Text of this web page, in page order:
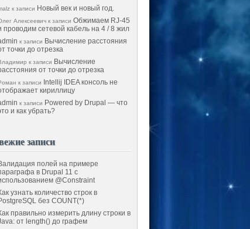
к записи Новый век и новый год.
Алексеевич к записи Обжимаем RJ-45
проводим сетевой кабель на 4 / 8 жил
к записи Вычисление расстояния
точки до отрезка
к записи Вычисление
от точки до отрезка
к записи
Intellij IDEA консоль не
кириллицу
к записи Powered by Drupal — что
и как убрать?
записи
полей на примере
в Drupal 11 с
@Constraint
узнать количество строк в
без COUNT(*)
правильно измерить длину строки в
от length() до графем